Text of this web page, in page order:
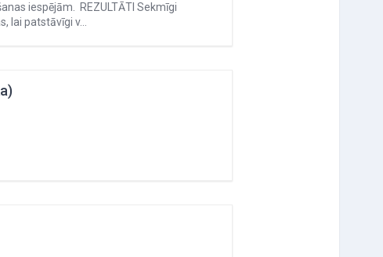
iespējām. REZULTĀTI Sekmīgi
lai patstāvīgi v…